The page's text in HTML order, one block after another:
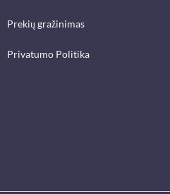
Prekių gražinimas
Privatumo Politika